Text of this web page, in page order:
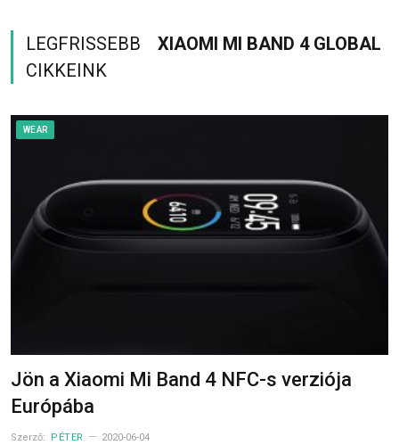
LEGFRISSEBB
XIAOMI MI BAND 4 GLOBAL
CIKKEINK
WEAR
Jön a Xiaomi Mi Band 4 NFC-s verziója
Európába
Szerző: PÉTER 2020-06-04